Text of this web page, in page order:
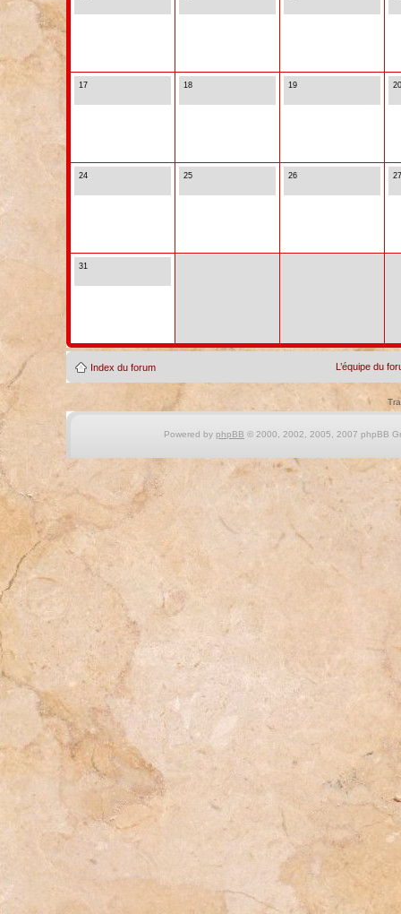
17 18 19 20
24 25 26 27
31
Index du forum L’équipe du
Powered by phpBB © 2000, 2002, 2005, 2007 phpBB